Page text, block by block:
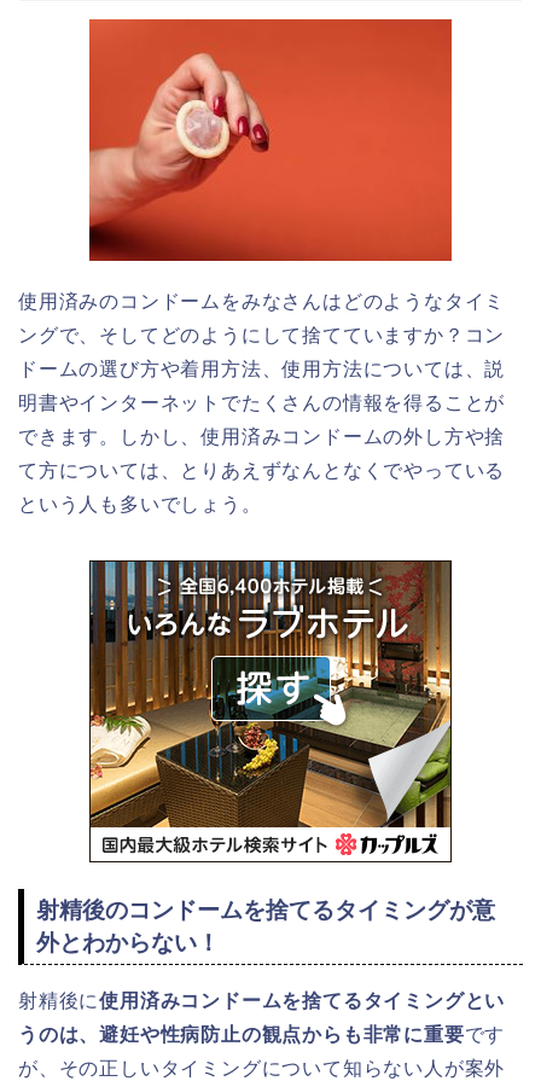
使用済みのコンドームをみなさんはどのようなタイミ
ングで、そしてどのようにして捨てていますか？コン
ドームの選び方や着用方法、使用方法については、説
明書やインターネットでたくさんの情報を得ることが
できます。しかし、使用済みコンドームの外し方や捨
て方については、とりあえずなんとなくでやっている
という人も多いでしょう。
射精後のコンドームを捨てるタイミングが意
外とわからない！
射精後に使用済みコンドームを捨てるタイミングとい
うのは、避妊や性病防止の観点からも非常に重要です
が、その正しいタイミングについて知らない人が案外